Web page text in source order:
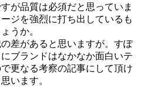
が品質は必須だと思っていま
ジを強烈に打ち出しているも
うか。
差があると思いますが。すぽ
ブランドはなかなか面白いテ
更なる考察の記事にして頂け
います。